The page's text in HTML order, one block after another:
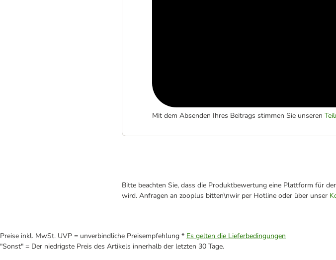
Mit dem Absenden Ihres Beitrags stimmen Sie unseren
Bitte beachten Sie, dass die Produktbewertung eine Plattform für
wird. Anfragen an zooplus bitten\nwir per Hotline oder über unser
Preise inkl. MwSt. UVP = unverbindliche Preisempfehlung * Es gelten die Lieferbedingungen
"Sonst" = Der niedrigste Preis des Artikels innerhalb der letzten 30 Tage.